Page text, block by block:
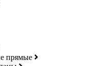
прямые